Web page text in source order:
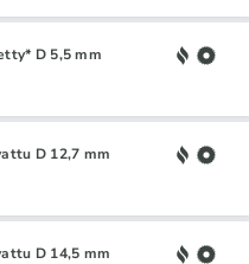
D 5,5 mm
D 12,7 mm
D 14,5 mm